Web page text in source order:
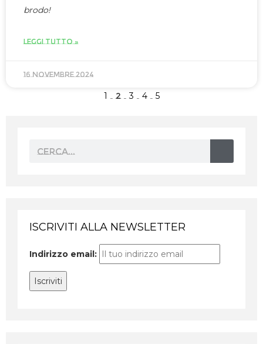
brodo!
LEGGI TUTTO »
16 Novembre 2024
1 2 3 4 5
ISCRIVITI ALLA NEWSLETTER
Indirizzo email: